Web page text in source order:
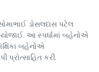
ડોસલદાસ પટેલ
યોજાઈ. આ સ્પર્ધામાં બહેનોએ
બહેનોએ
પ્રોત્સાહિત કરી.